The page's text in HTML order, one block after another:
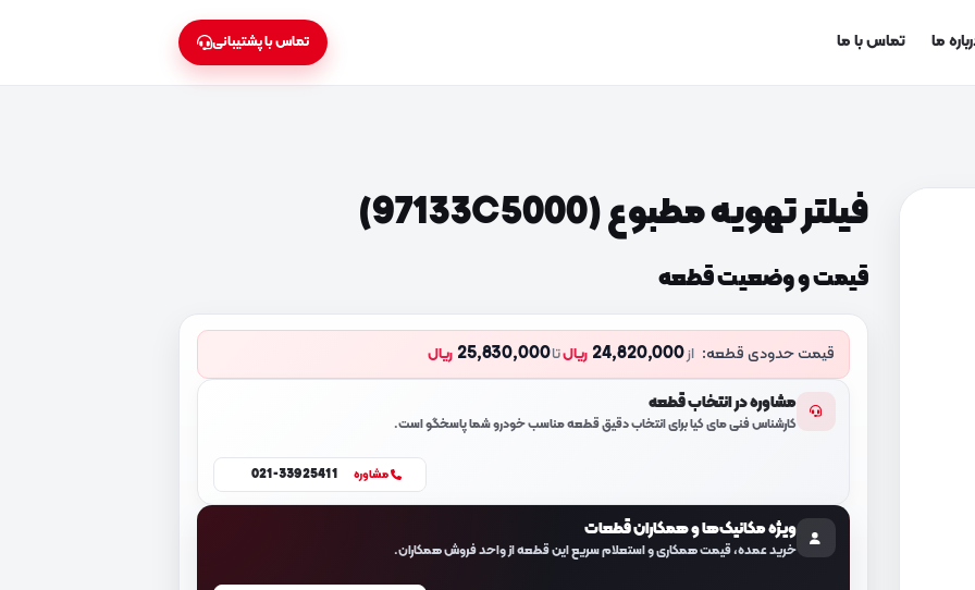
ما تماس با ما تماس با پشتیبانی
فیلتر تهویه مطبوع (97133C5000)
قیمت و وضعیت قطعه
قیمت حدودی قطعه: از24,820,000 ریالتا25,830,000 ریال
مشاوره در انتخاب قطعه
کارشناس فنی مای کیا برای انتخاب دقیق قطعه مناسب خودرو شما پاسخگو است.
مشاوره 021-33925411
ویژه مکانیک‌ها و همکاران قطعات
خرید عمده، قیمت همکاری و استعلام سریع این قطعه از واحد فروش همکاران.